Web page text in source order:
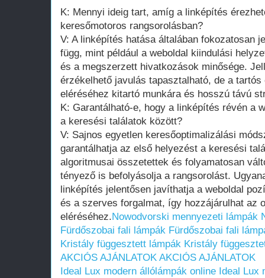
K: Mennyi ideig tart, amíg a linképítés
keresőmotoros rangsorolásban?
V: A linképítés hatása általában fokozatosan
függ, mint például a weboldal kiindulási
és a megszerzett hivatkozások minősége.
érzékelhető javulás tapasztalható, de a
eléréséhez kitartó munkára és hosszú távú
K: Garantálható-e, hogy a linképítés révén a
a keresési találatok között?
V: Sajnos egyetlen keresőoptimalizálási
garantálhatja az első helyezést a keresési
algoritmusai összetettek és folyamatosan
tényező is befolyásolja a rangsorolást.
linképítés jelentősen javíthatja a weboldal
és a szerves forgalmat, így hozzájárulhat az
eléréséhez.Nowodvorski mennyezeti lámpák
Fürdőszobai fali lámpák Fürdőszobai fali
Kristály függesztett lámpák Kristály
AKCIÓS AJÁNLATOK AKCIÓS AJÁNLATOK
Ideal Lux modern állólámpák online Ideal Lux